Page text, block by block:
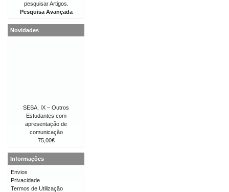
pesquisar Artigos.
Pesquisa Avançada
Novidades
SESA, IX – Outros
Estudantes com
apresentação de
comunicação
75,00€
Informações
Envios
Privacidade
Termos de Utilização